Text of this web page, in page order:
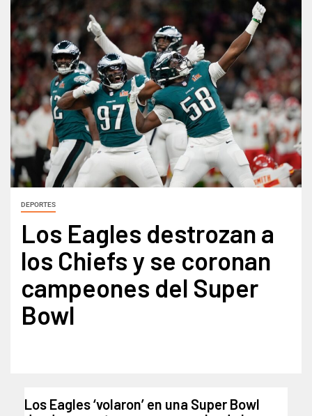
DEPORTES
Los Eagles destrozan a
los Chiefs y se coronan
campeones del Super
Bowl
Los Eagles ‘volaron’ en una Super Bowl